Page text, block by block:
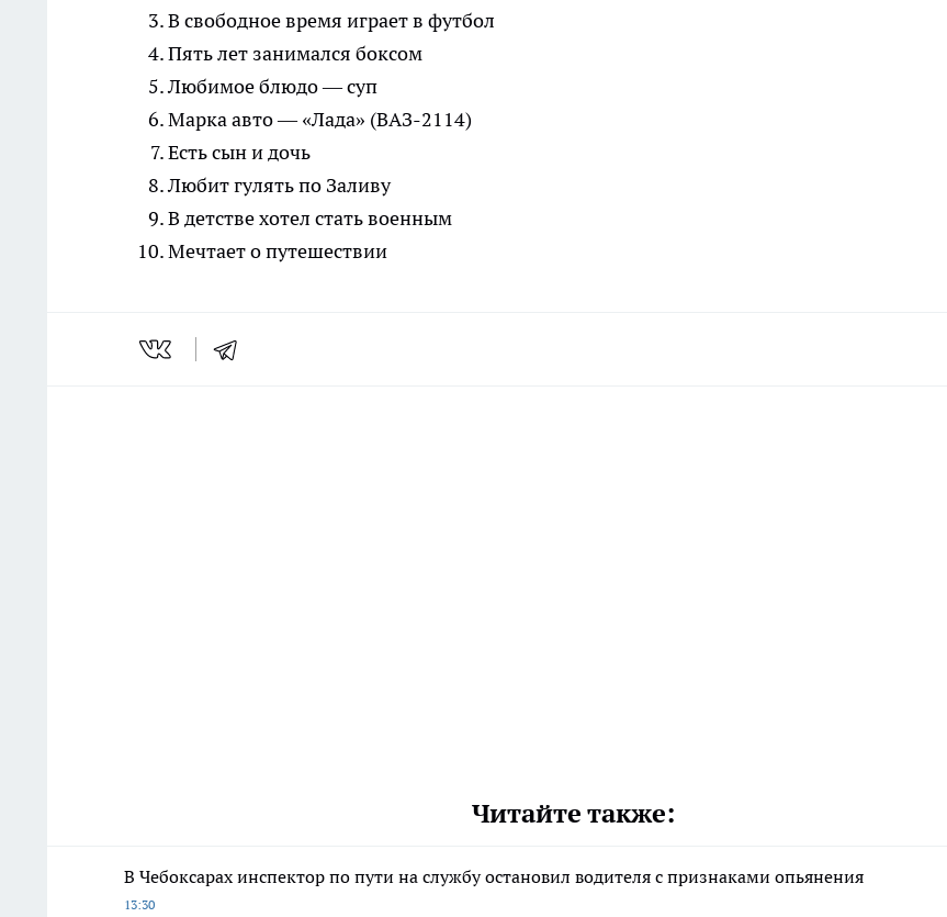
В свободное время играет в футбол
Пять лет занимался боксом
Любимое блюдо — суп
Марка авто — «Лада» (ВАЗ-2114)
Есть сын и дочь
Любит гулять по Заливу
В детстве хотел стать военным
Мечтает о путешествии
Читайте также:
В Чебоксарах инспектор по пути на службу остановил водителя с признаками опьянения
13:30